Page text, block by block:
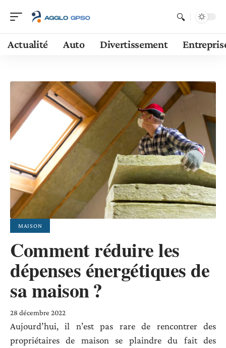
Actualité Auto Divertissement
MAISON
Comment réduire les
dépenses énergétiques de
sa maison ?
28 décembre 2022
Aujourd’hui, il n’est pas rare de rencontrer des
propriétaires de maison se plaindre du fait des